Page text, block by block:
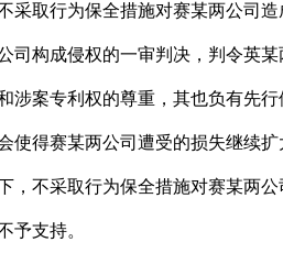
取行为保全措施对赛某两公司造
司构成侵权的一审判决，判令英
涉案专利权的尊重，其也负有先
使得赛某两公司遭受的损失继续
，不采取行为保全措施对赛某两
予支持。